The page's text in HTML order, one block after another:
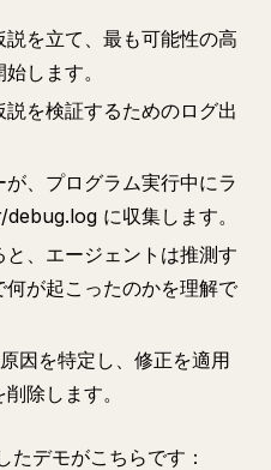
を立て、最も可能性の高
します。
を検証するためのログ出
、プログラム実行中にラ
に収集します。
、エージェントは推測す
が起こったのかを理解で
因を特定し、修正を適用
除します。
たデモがこちらです：